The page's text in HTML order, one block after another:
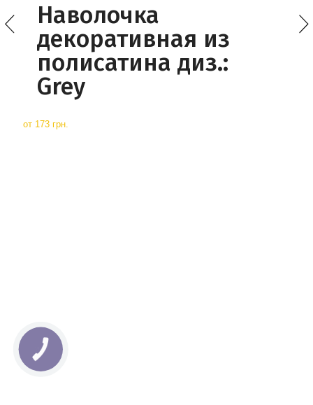
Наволочка
декоративная из
полисатина диз.:
Grey
от 173 грн.
КНОПКА
СВЯЗИ